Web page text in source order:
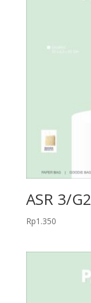
ASR 3/G2
Rp1.350